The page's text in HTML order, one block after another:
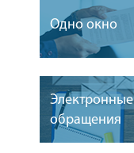
Одно окно
Электронные
обращения